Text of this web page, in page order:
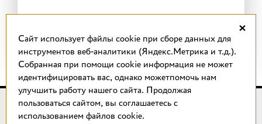
© 2018 – 2026 КОТТО design
Магазин качественной плитки, светильников, напольных
×
Cайт использует файлы cookie при сборе данных для
инструментов веб-аналитики (Яндекс.Метрика и т.д.).
Собранная при помощи cookie информация не может
идентифицировать вас, однако можетпомочь нам
улучшить работу нашего сайта. Продолжая
пользоваться сайтом, вы соглашаетесь с
использованием файлов cookie.